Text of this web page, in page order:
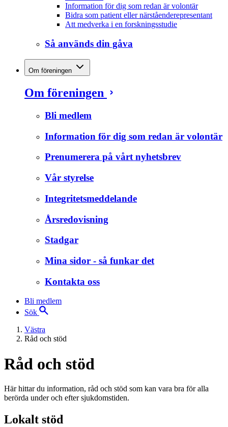
Information för dig som redan är volontär
Bidra som patient eller närståenderepresentant
Att medverka i en forskningsstudie
Så används din gåva
Om föreningen
Om föreningen
Bli medlem
Information för dig som redan är volontär
Prenumerera på vårt nyhetsbrev
Vår styrelse
Integritetsmeddelande
Årsredovisning
Stadgar
Mina sidor - så funkar det
Kontakta oss
Bli medlem
Sök
Västra
Råd och stöd
Råd och stöd
Här hittar du information, råd och stöd som kan vara bra för alla
berörda under och efter sjukdomstiden.
Lokalt stöd